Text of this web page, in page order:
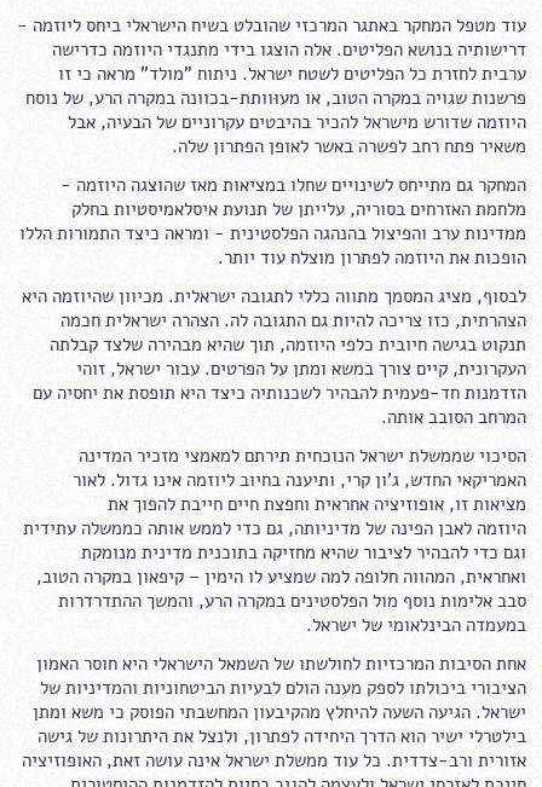
עוד מטפל המחקר באתגר המרכזי שהובלט בשיח הישראלי ביחס ליוזמה -
דרישותיה בנושא הפליטים. אלה הוצגו בידי מתנגדי היוזמה כדרישה
ערבית לחזרת כל הפליטים לשטח ישראל. ניתוח "מולד" מראה כי זו
פרשנות שגויה במקרה הטוב, או מעוּוותת-בכוונה במקרה הרע, של נוסח
היוזמה שדורש מישראל להכיר בהיבטים עקרוניים של הבעיה, אבל
משאיר פתח רחב לפשרה באשר לאופן הפתרון שלה.
המחקר גם מתייחס לשינויים שחלו במציאות מאז שהוצגה היוזמה -
מלחמת האזרחים בסוריה, עלייתן של תנועת איסלאמיסטיות בחלק
ממדינות ערב והפיצול בהנהגה הפלסטינית - ומראה כיצד התמורות הללו
הופכות את היוזמה לפתרון מוצלח עוד יותר.
לבסוף, מציג המסמך מתווה כללי לתגובה ישראלית. מכיוון שהיוזמה היא
הצהרתית, כזו צריכה להיות גם התגובה לה. הצהרה ישראלית חכמה
תנקוט בגישה חיובית כלפי היוזמה, תוך שהיא מבהירה שלצד קבלתה
העקרונית, קיים צורך במשא ומתן על הפרטים. עבור ישראל, זוהי
הזדמנות חד-פעמית להבהיר לשכנותיה כיצד היא תופסת את יחסיה עם
המרחב הסובב אותה.
הסיכוי שממשלת ישראל הנוכחית תירתם למאמצי מזכיר המדינה
האמריקאי החדש, ג'ון קרי, ותיענה בחיוב ליוזמה אינו גדול. לאור
מציאות זו, אופוזיציה אחראית וחפצת חיים חייבת להפוך את
היוזמה לאבן הפינה של מדיניותה, גם כדי לממש אותה כממשלה עתידית
וגם כדי להבהיר לציבור שהיא מחזיקה בתוכנית מדינית מנומקת
ואחראית, המהווה חלופה למה שמציע לו הימין – קיפאון במקרה הטוב,
סבב אלימות נוסף מול הפלסטינים במקרה הרע, והמשך ההתדרדרות
במעמדה הבינלאומי של ישראל.
אחת הסיבות המרכזיות לחולשתו של השמאל הישראלי היא חוסר האמון
הציבורי ביכולתו לספק מענה הולם לבעיות הביטחוניות והמדיניות של
ישראל. הגיעה השעה להיחלץ מהקיבעון המחשבתי הפוסק כי משא ומתן
בילטרלי ישיר הוא הדרך היחידה לפתרון, ולנצל את היתרונות של גישה
אזורית ורב-צדדית. כל עוד ממשלת ישראל אינה עושה זאת, האופוזיציה